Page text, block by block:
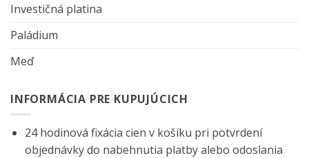
Investičná platina
Paládium
Meď
INFORMÁCIA PRE KUPUJÚCICH
24 hodinová fixácia cien v košíku pri potvrdení
objednávky do nabehnutia platby alebo odoslania